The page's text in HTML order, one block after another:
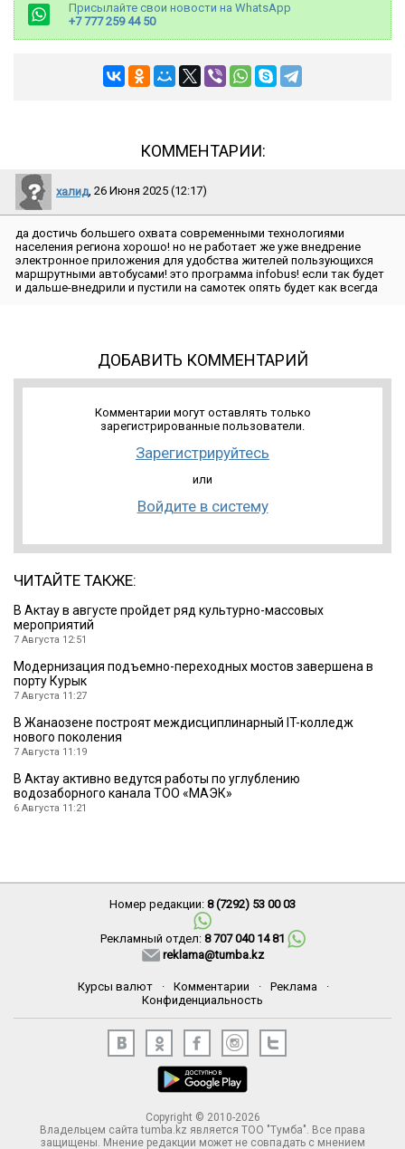
Присылайте свои новости на WhatsApp
+7 777 259 44 50
КОММЕНТАРИИ:
халид, 26 Июня 2025 (12:17)
да достичь большего охвата современными технологиями
населения региона хорошо! но не работает же уже внедрение
электронное приложения для удобства жителей пользующихся
маршрутными автобусами! это программа infobus! если так будет
и дальше-внедрили и пустили на самотек опять будет как всегда
ДОБАВИТЬ КОММЕНТАРИЙ
Комментарии могут оставлять только
зарегистрированные пользователи.
Зарегистрируйтесь
или
Войдите в систему
ЧИТАЙТЕ ТАКЖЕ:
В Актау в августе пройдет ряд культурно-массовых
мероприятий
7 Августа 12:51
Модернизация подъемно-переходных мостов завершена в
порту Курык
7 Августа 11:27
В Жанаозене построят междисциплинарный IT-колледж
нового поколения
7 Августа 11:19
В Актау активно ведутся работы по углублению
водозаборного канала ТОО «МАЭК»
6 Августа 11:21
Номер редакции: 8 (7292) 53 00 03
Рекламный отдел: 8 707 040 14 81
reklama@tumba.kz
Курсы валют · Комментарии · Реклама
·
Конфиденциальность
Copyright © 2010-2026
Владельцем сайта tumba.kz является ТОО "Тумба". Все права
защищены. Мнение редакции может не совпадать с мнением